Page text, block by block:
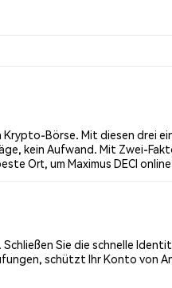
Börse. Mit diesen drei
kein Aufwand. Mit Zwei-
Ort, um Maximus DECI
Schließen Sie die schnelle
schützt Ihr Konto von